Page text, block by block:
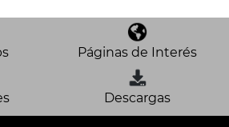
Páginas de Interés
Descargas